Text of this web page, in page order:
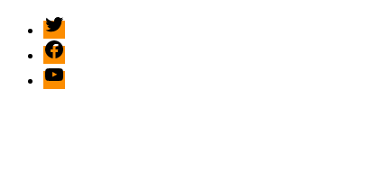
twitter
facebook
Youtube